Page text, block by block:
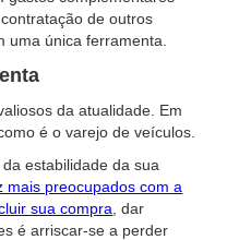
de outros
uma única ferramenta.
da atualidade. Em
é o varejo de veículos.
estabilidade da sua
mais preocupados com a
sua compra , dar
é arriscar-se a perder